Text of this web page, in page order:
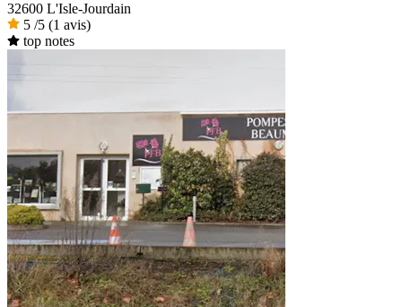
32600 L'Isle-Jourdain
5 /5 (1 avis)
top notes